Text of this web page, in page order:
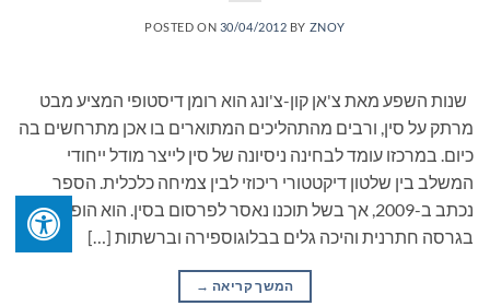
POSTED ON 30/04/2012 BY ZNOY
שנות השפע מאת צ'אן קון-צ'ונג הוא רומן דיסטופי המציע מבט
מרתק על סין, ורבים מהתהליכים המתוארים בו אכן מתרחשים בה
כיום. במרכזו עומד לבחינה ניסיונה של סין לייצר מודל ייחודי
המשלב בין שלטון דיקטטורי ריכוזי לבין צמיחה כלכלית. הספר
נכתב ב-2009, אך בשל תוכנו נאסר לפרסום בסין. הוא הופץ
בגרסה חתרנית והיכה גלים בבלוגוספירה וברשתות […]
המשך קריאה →